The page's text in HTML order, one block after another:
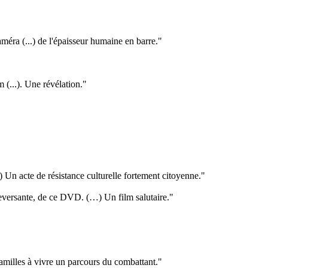
(...) de l'épaisseur humaine en barre."
(...). Une révélation."
acte de résistance culturelle fortement citoyenne."
de ce DVD. (…) Un film salutaire."
à vivre un parcours du combattant."